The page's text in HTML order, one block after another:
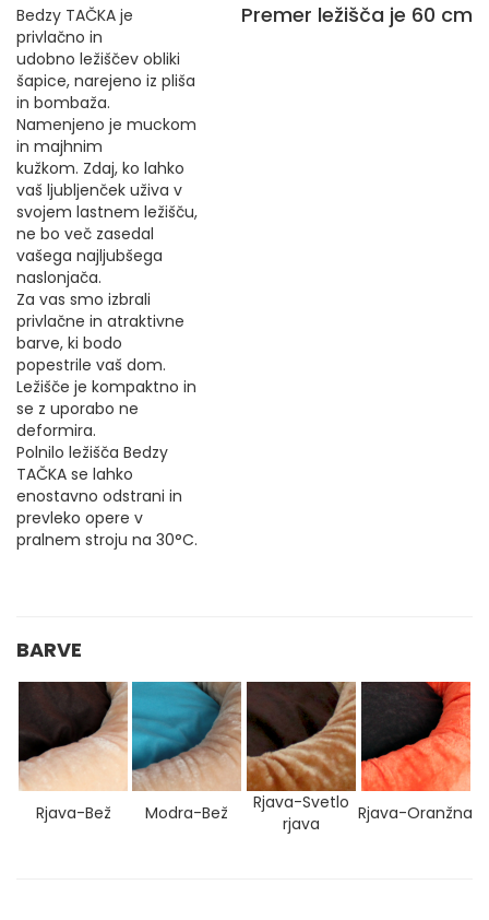
Bedzy TAČKA je
privlačno in
udobno ležiščev obliki
šapice, narejeno iz pliša
in bombaža.
Namenjeno je muckom
in majhnim
kužkom. Zdaj, ko lahko
vaš ljubljenček uživa v
svojem lastnem ležišču,
ne bo več zasedal
vašega najljubšega
naslonjača.
Za vas smo izbrali
privlačne in atraktivne
barve, ki bodo
popestrile vaš dom.
Ležišče je kompaktno in
se z uporabo ne
deformira.
Polnilo ležišča Bedzy
TAČKA se lahko
enostavno odstrani in
prevleko opere v
pralnem stroju na 30°C.
Premer ležišča je 60 cm
BARVE
Rjava-Bež Modra-Bež
Rjava-Svetlo
rjava
Rjava-Oranžna